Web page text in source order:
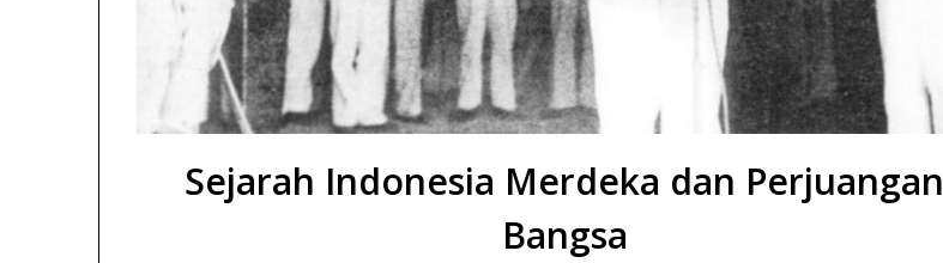
Sejarah Indonesia Merdeka dan Perjuangan
Bangsa